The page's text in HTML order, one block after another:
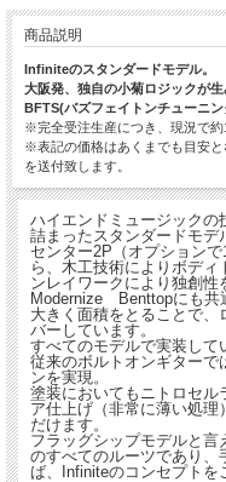
商品説明
Infiniteのスタンダードモデル。
大阪発、独自の小菊ロジックが生
BFTS(バズフェイトンチューニ
※完全受注生産につき、現況で約
※表記の価格はあくまでも目安
を送付致します。
ハイエンドミュージックの
詰まったスタンダードモデ
センター2P（オプション
ら、木工技術によりボデ
ンレイワークにより独創性
Modernize Benttopにも共
大きく面積をとることで、
バーしています。
すべてのモデルで実装して
従来のボルトオンギターで
ンを実現。
塗装においてもニトロセル
ア仕上げ（非常に薄い処
だけます。
フラッグシップモデルと
のすべてのルーツであり、
ば、Infiniteのコンセプトを